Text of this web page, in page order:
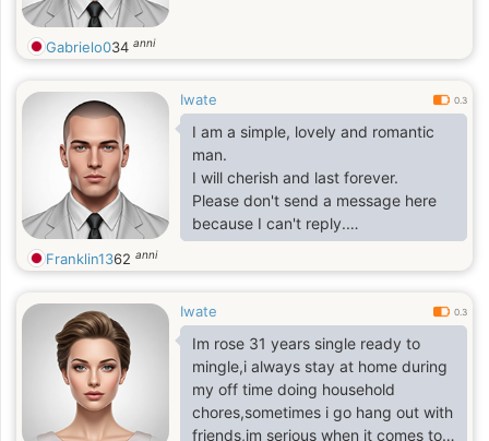
Gabrielo034 anni
Iwate 0.3
I am a simple, lovely and romantic
man.
I will cherish and last forever.
Please don't send a message here
because I can't reply.
Add my k for better communication
I like to treat my woman carefully
Always support her with everything I
can.
I hope I can be able to find a special
woman meaning for me here.
Franklin1362 anni
Iwate 0.3
Im rose 31 years single ready to
mingle,i always stay at home during
my off time doing household
chores,sometimes i go hang out with
friends,im serious when it comes to